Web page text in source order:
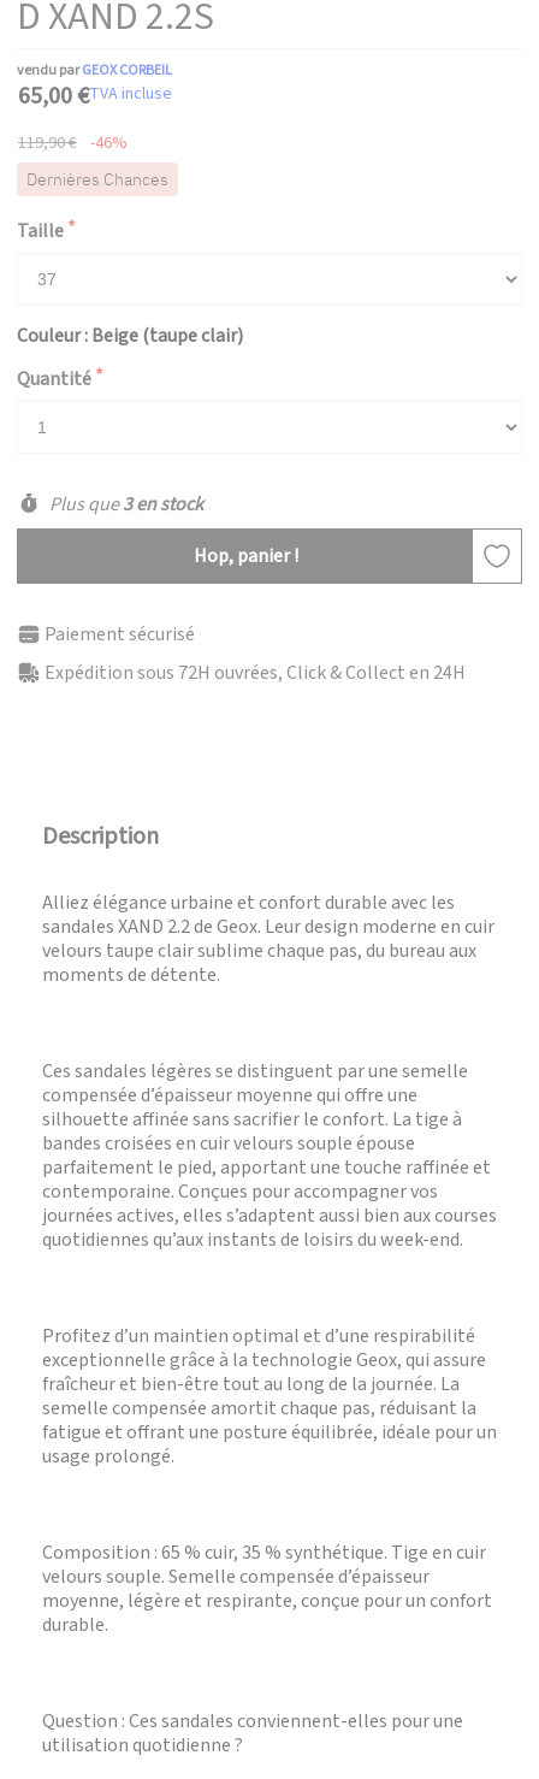
D XAND 2.2S
vendu parGEOX CORBEIL
65,00 €TVA incluse
119,90 € -46%
Dernières Chances
Taille
Couleur : Beige (taupe clair)
Quantité
Plus que3 en stock
Hop, panier !
Paiement sécurisé
Expédition sous 72H ouvrées, Click & Collect en 24H
Description
Alliez élégance urbaine et confort durable avec les
sandales XAND 2.2 de Geox. Leur design moderne en cuir
velours taupe clair sublime chaque pas, du bureau aux
moments de détente.
Ces sandales légères se distinguent par une semelle
compensée d’épaisseur moyenne qui offre une
silhouette affinée sans sacrifier le confort. La tige à
bandes croisées en cuir velours souple épouse
parfaitement le pied, apportant une touche raffinée et
contemporaine. Conçues pour accompagner vos
journées actives, elles s’adaptent aussi bien aux courses
quotidiennes qu’aux instants de loisirs du week-end.
Profitez d’un maintien optimal et d’une respirabilité
exceptionnelle grâce à la technologie Geox, qui assure
fraîcheur et bien-être tout au long de la journée. La
semelle compensée amortit chaque pas, réduisant la
fatigue et offrant une posture équilibrée, idéale pour un
usage prolongé.
Composition : 65 % cuir, 35 % synthétique. Tige en cuir
velours souple. Semelle compensée d’épaisseur
moyenne, légère et respirante, conçue pour un confort
durable.
Question : Ces sandales conviennent-elles pour une
utilisation quotidienne ?